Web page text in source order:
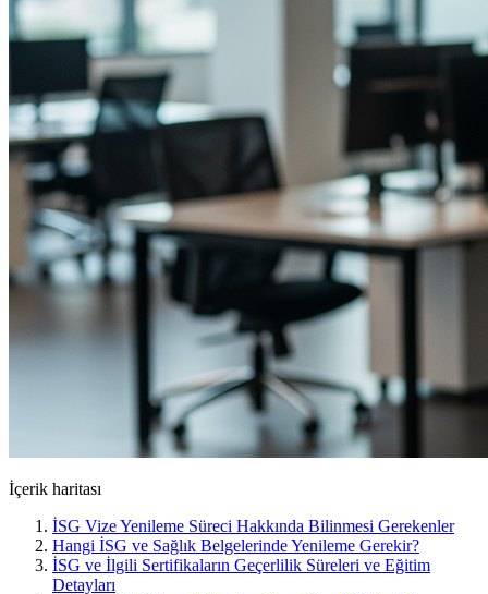
İçerik haritası
İSG Vize Yenileme Süreci Hakkında Bilinmesi Gerekenler
Hangi İSG ve Sağlık Belgelerinde Yenileme Gerekir?
İSG ve İlgili Sertifikaların Geçerlilik Süreleri ve Eğitim
Detayları